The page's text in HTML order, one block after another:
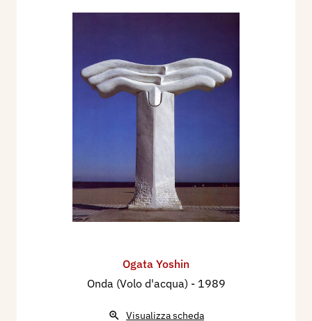
Ogata Yoshin
Onda (Volo d'acqua) - 1989
Visualizza scheda